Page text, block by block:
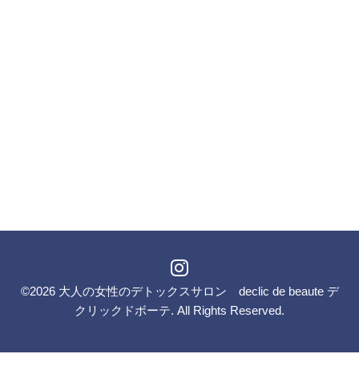
©2026 大人の女性のデトックスサロン declic de beaute デ
クリックドボーテ. All Rights Reserved.